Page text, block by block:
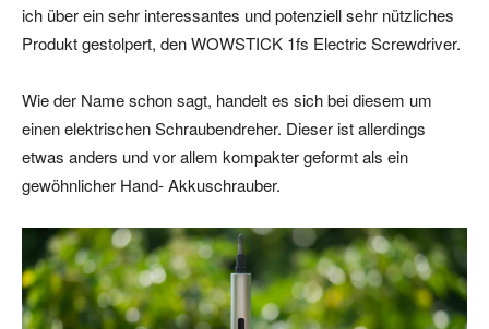
ich über ein sehr interessantes und potenziell sehr nützliches
Produkt gestolpert, den WOWSTICK 1fs Electric Screwdriver.
Wie der Name schon sagt, handelt es sich bei diesem um
einen elektrischen Schraubendreher. Dieser ist allerdings
etwas anders und vor allem kompakter geformt als ein
gewöhnlicher Hand- Akkuschrauber.